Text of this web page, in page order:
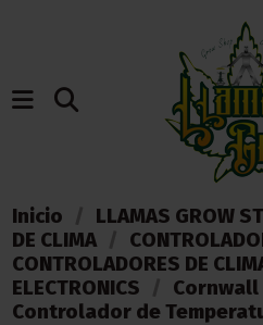
Inicio LLAMAS GROW
DE CLIMA
CONTROLADORES DE
ELECTRONICS
Controlador de